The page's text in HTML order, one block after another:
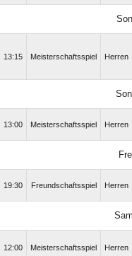
13:15 Meisterschaftsspiel Herren
13:00 Meisterschaftsspiel Herren
19:30 Freundschaftsspiel Herren
12:00 Meisterschaftsspiel Herren